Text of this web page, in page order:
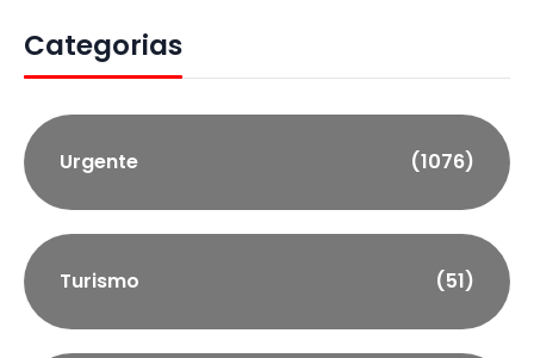
Categorias
Urgente (1076)
Turismo (51)